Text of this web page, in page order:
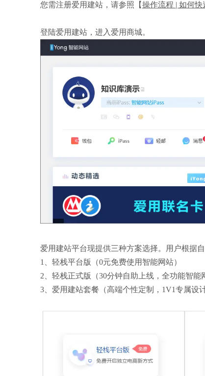
您需注册爱用建站，请参照【操作流程 | 如何快
登陆爱用建站，进入爱用商城。
爱用建站平台现提供三种方案选择。用户根据
1、轻栈平台版（0元免费使用智能网站）
2、轻栈正式版（30分钟自助上线，全功能智能
3、爱用建站套餐（高端个性定制，1V1专属设